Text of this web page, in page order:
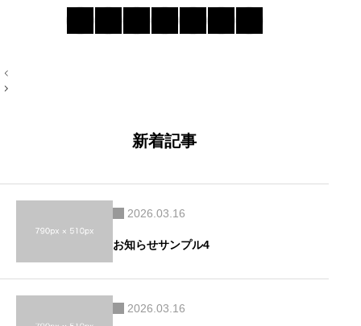
投
稿
新着記事
2026.03.16
お知らせサンプル4
2026.03.16